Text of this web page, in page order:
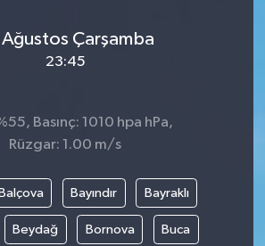
Çarşamba
23:45
Basınç: 1010 hpa hPa,
Rüzgar: 1.00 m/s
Bayındır Bayraklı
Beydağ Bornova Buca